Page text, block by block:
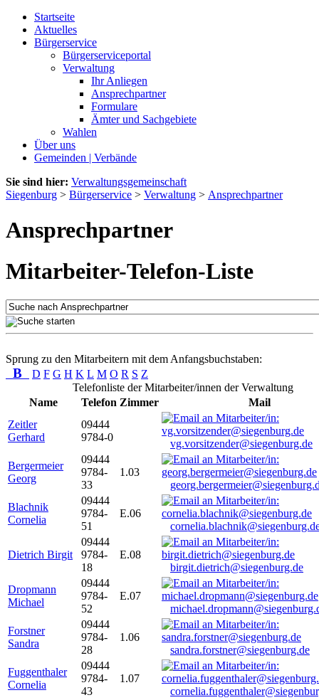
Startseite
Aktuelles
Bürgerservice
Bürgerserviceportal
Verwaltung
Ihr Anliegen
Ansprechpartner
Formulare
Ämter und Sachgebiete
Wahlen
Über uns
Gemeinden | Verbände
Sie sind hier: Verwaltungsgemeinschaft
Siegenburg > Bürgerservice > Verwaltung > Ansprechpartner
Ansprechpartner
Mitarbeiter-Telefon-Liste
Sprung zu den Mitarbeitern mit dem Anfangsbuchstaben:
B D F G H K L M O R S Z
Telefonliste der Mitarbeiter/innen der Verwaltung
Name
Telefon Zimmer
Mail
Zeitler
Gerhard
09444
9784-0
vg.vorsitzender@siegenburg.de
Bergermeier
Georg
09444
9784-
33
1.03
Blachnik
Cornelia
09444
9784-
51
E.06
Dietrich Birgit
09444
9784-
18
E.08
birgit.dietrich@siegenburg.de
Dropmann
Michael
09444
9784-
52
E.07
Forstner
Sandra
09444
9784-
28
1.06
sandra.forstner@siegenburg.de
Fuggenthaler
Cornelia
09444
9784-
43
1.07